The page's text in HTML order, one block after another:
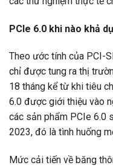
PCIe 6.0 khi nào khả
Theo ước tính của PCI-
chỉ được tung ra thị
18 tháng kể từ khi tiêu
6.0 được giới thiệu vào
các sản phẩm PCIe 6.0
2023, đó là tình huống
Mức cải tiến về băng